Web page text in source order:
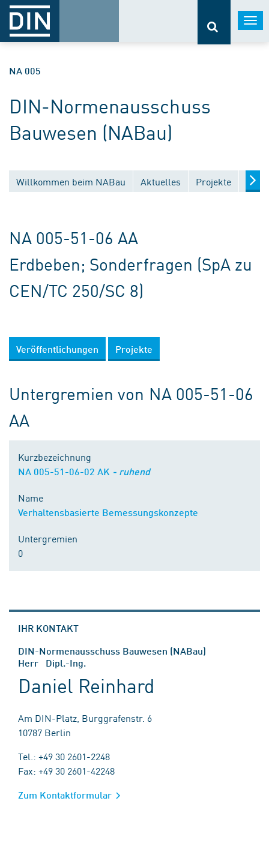
NA 005
DIN-Normenausschuss
Bauwesen (NABau)
Willkommen beim NABau Aktuelles Projekte
NA 005-51-06 AA
Erdbeben; Sonderfragen (SpA zu
CEN/TC 250/SC 8)
Veröffentlichungen Projekte
Untergremien von NA 005-51-06
AA
Kurzbezeichnung
NA 005-51-06-02 AK - ruhend
Name
Verhaltensbasierte Bemessungskonzepte
Untergremien
0
IHR KONTAKT
DIN-Normenausschuss Bauwesen (NABau)
Herr Dipl.-Ing.
Daniel Reinhard
Am DIN-Platz, Burggrafenstr. 6
10787 Berlin
Tel.: +49 30 2601-2248
Fax: +49 30 2601-42248
Zum Kontaktformular